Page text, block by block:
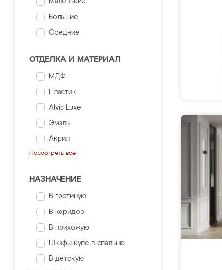
Маленькие
Большие
Средние
ОТДЕЛКА И МАТЕРИАЛ
МДФ
Пластик
Alvic Luxe
Эмаль
Акрил
Посмотреть все
НАЗНАЧЕНИЕ
В гостиную
В коридор
В прихожую
Шкафы-купе в спальню
В детскую